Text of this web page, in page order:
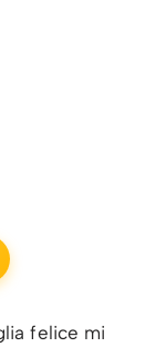
felice mi